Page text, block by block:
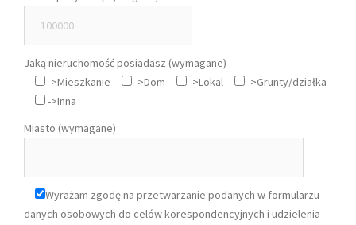
Jaką nieruchomość posiadasz (wymagane)
->Mieszkanie
->Dom ->Lokal
->Grunty/działka
->Inna
Miasto (wymagane)
Wyrażam zgodę na przetwarzanie podanych w formularzu
danych osobowych do celów korespondencyjnych i udzielenia